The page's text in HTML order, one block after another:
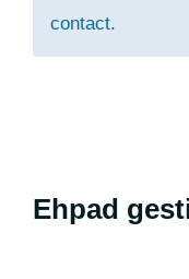
contact.
Ehpad